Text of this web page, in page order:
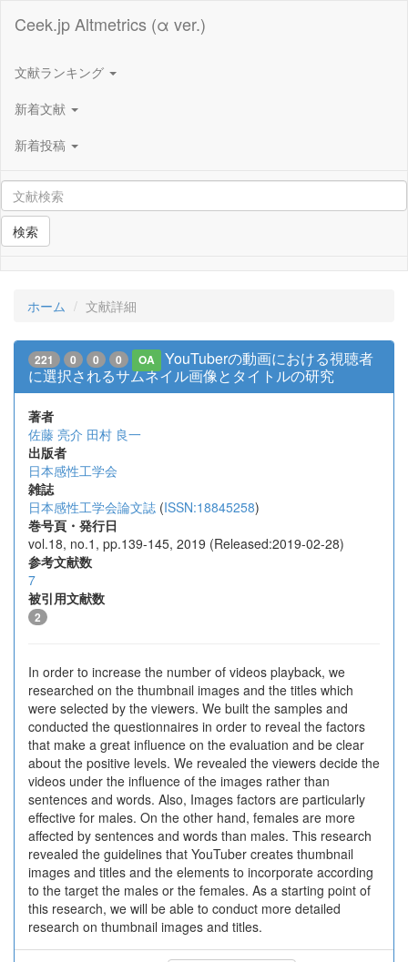
Ceek.jp Altmetrics (α ver.)
文献ランキング
新着文献
新着投稿
検索
ホーム 文献詳細
221 0 0 0 OA
YouTuberの動画における視聴者
に選択されるサムネイル画像とタイトルの研究
著者
佐藤 亮介 田村 良一
出版者
日本感性工学会
雑誌
日本感性工学会論文誌 (ISSN:18845258)
巻号頁・発行日
vol.18, no.1, pp.139-145, 2019 (Released:2019-02-28)
参考文献数
7
被引用文献数
2
In order to increase the number of videos playback, we
researched on the thumbnail images and the titles which
were selected by the viewers. We built the samples and
conducted the questionnaires in order to reveal the factors
that make a great influence on the evaluation and be clear
about the positive levels. We revealed the viewers decide the
videos under the influence of the images rather than
sentences and words. Also, Images factors are particularly
effective for males. On the other hand, females are more
affected by sentences and words than males. This research
revealed the guidelines that YouTuber creates thumbnail
images and titles and the elements to incorporate according
to the target the males or the females. As a starting point of
this research, we will be able to conduct more detailed
research on thumbnail images and titles.